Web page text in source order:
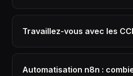
Travaillez-vous avec les
Automatisation n8n :